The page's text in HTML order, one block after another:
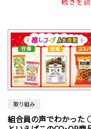
取り組み
組合員の声でわかっ